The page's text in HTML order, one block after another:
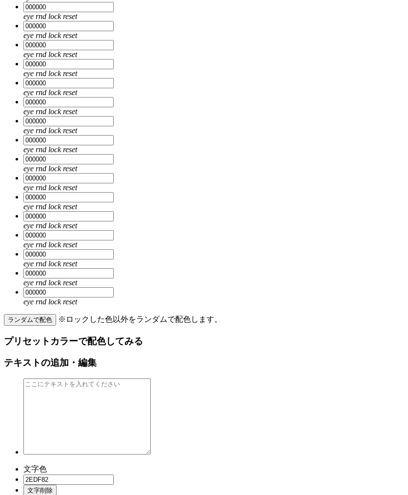
eye rnd lock reset
eye rnd lock reset
eye rnd lock reset
eye rnd lock reset
eye rnd lock reset
eye rnd lock reset
eye rnd lock reset
eye rnd lock reset
eye rnd lock reset
eye rnd lock reset
eye rnd lock reset
eye rnd lock reset
eye rnd lock reset
eye rnd lock reset
eye rnd lock reset
eye rnd lock reset
ランダムで配色 ※ロックした色以外をランダムで配色します。
プリセットカラーで配色してみる
テキストの追加・編集
文字色
文字削除